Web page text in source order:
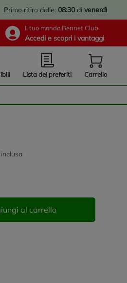
Primo ritiro dalle: 08:30 di venerdì
Il tuo mondo Bennet Club
Accedi e scopri i vantaggi
Lista dei preferiti Carrello
al carrello